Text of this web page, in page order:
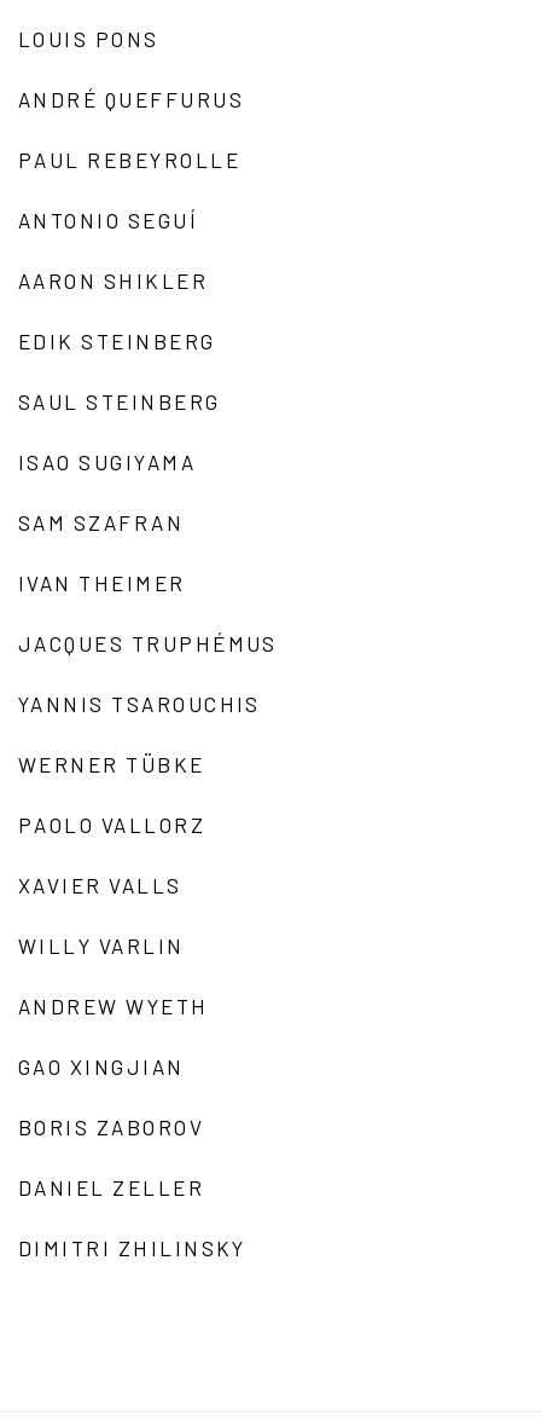
LOUIS PONS
ANDRÉ QUEFFURUS
PAUL REBEYROLLE
ANTONIO SEGUÍ
AARON SHIKLER
EDIK STEINBERG
SAUL STEINBERG
ISAO SUGIYAMA
SAM SZAFRAN
IVAN THEIMER
JACQUES TRUPHÉMUS
YANNIS TSAROUCHIS
WERNER TÜBKE
PAOLO VALLORZ
XAVIER VALLS
WILLY VARLIN
ANDREW WYETH
GAO XINGJIAN
BORIS ZABOROV
DANIEL ZELLER
DIMITRI ZHILINSKY